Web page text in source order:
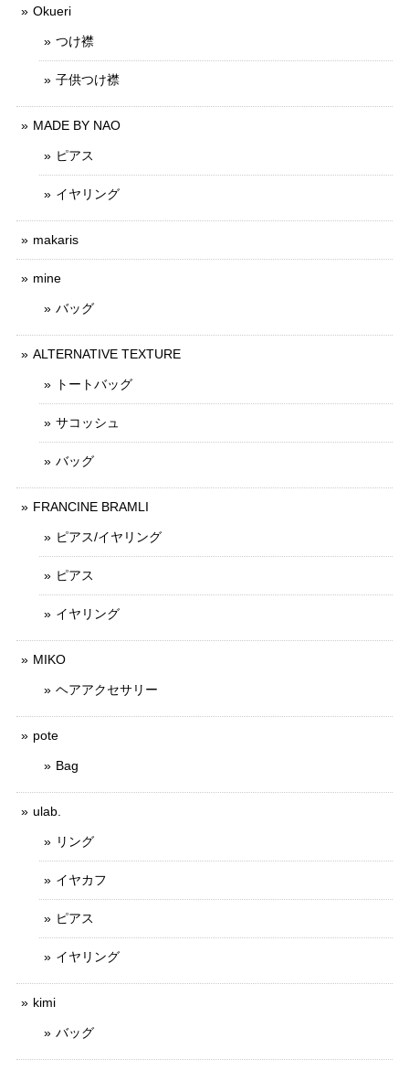
Okueri
つけ襟
子供つけ襟
MADE BY NAO
ピアス
イヤリング
makaris
mine
バッグ
ALTERNATIVE TEXTURE
トートバッグ
サコッシュ
バッグ
FRANCINE BRAMLI
ピアス/イヤリング
ピアス
イヤリング
MIKO
ヘアアクセサリー
pote
Bag
ulab.
リング
イヤカフ
ピアス
イヤリング
kimi
バッグ